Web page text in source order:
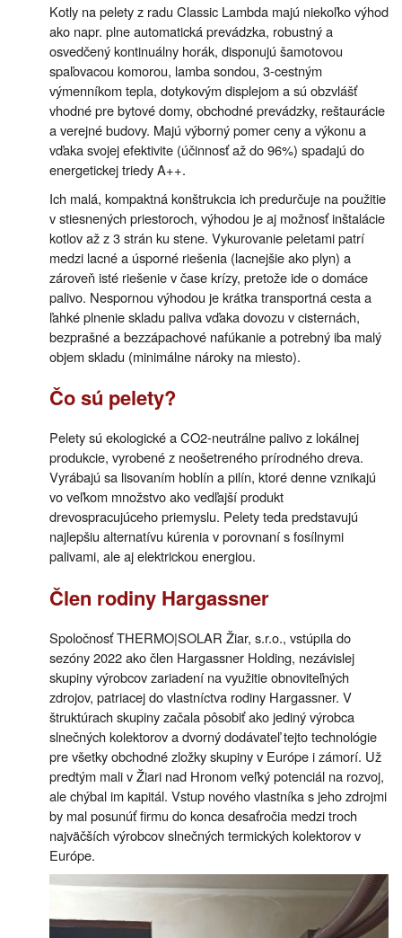
Kotly na pelety z radu Classic Lambda majú niekoľko výhod
ako napr. plne automatická prevádzka, robustný a
osvedčený kontinuálny horák, disponujú šamotovou
spaľovacou komorou, lamba sondou, 3-cestným
výmenníkom tepla, dotykovým displejom a sú obzvlášť
vhodné pre bytové domy, obchodné prevádzky, reštaurácie
a verejné budovy. Majú výborný pomer ceny a výkonu a
vďaka svojej efektivite (účinnosť až do 96%) spadajú do
energetickej triedy A++.
Ich malá, kompaktná konštrukcia ich predurčuje na použitie
v stiesnených priestoroch, výhodou je aj možnosť inštalácie
kotlov až z 3 strán ku stene. Vykurovanie peletami patrí
medzi lacné a úsporné riešenia (lacnejšie ako plyn) a
zároveň isté riešenie v čase krízy, pretože ide o domáce
palivo. Nespornou výhodou je krátka transportná cesta a
ľahké plnenie skladu paliva vďaka dovozu v cisternách,
bezprašné a bezzápachové nafúkanie a potrebný iba malý
objem skladu (minimálne nároky na miesto).
Čo sú pelety?
Pelety sú ekologické a CO2-neutrálne palivo z lokálnej
produkcie, vyrobené z neošetreného prírodného dreva.
Vyrábajú sa lisovaním hoblín a pilín, ktoré denne vznikajú
vo veľkom množstvo ako vedľajší produkt
drevospracujúceho priemyslu. Pelety teda predstavujú
najlepšiu alternatívu kúrenia v porovnaní s fosílnymi
palivami, ale aj elektrickou energiou.
Člen rodiny Hargassner
Spoločnosť THERMO|SOLAR Žiar, s.r.o., vstúpila do
sezóny 2022 ako člen Hargassner Holding, nezávislej
skupiny výrobcov zariadení na využitie obnoviteľných
zdrojov, patriacej do vlastníctva rodiny Hargassner. V
štruktúrach skupiny začala pôsobiť ako jediný výrobca
slnečných kolektorov a dvorný dodávateľ tejto technológie
pre všetky obchodné zložky skupiny v Európe i zámorí. Už
predtým mali v Žiari nad Hronom veľký potenciál na rozvoj,
ale chýbal im kapitál. Vstup nového vlastníka s jeho zdrojmi
by mal posunúť firmu do konca desaťročia medzi troch
najväčších výrobcov slnečných termických kolektorov v
Európe.